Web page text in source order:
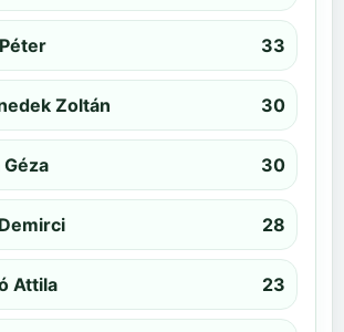
33
Zoltán 30
30
28
Attila 23